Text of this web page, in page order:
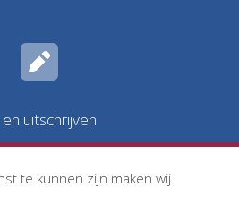
en uitschrijven
te kunnen zijn maken wij